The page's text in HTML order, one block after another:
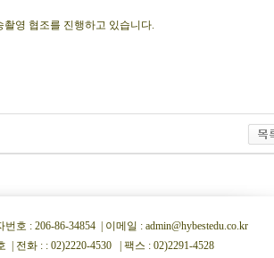
영 협조를 진행하고 있습니다.
: 206-86-34854 | 이메일 : admin@hybestedu.co.kr
| 전화 : : 02)2220-4530 | 팩스 : 02)2291-4528